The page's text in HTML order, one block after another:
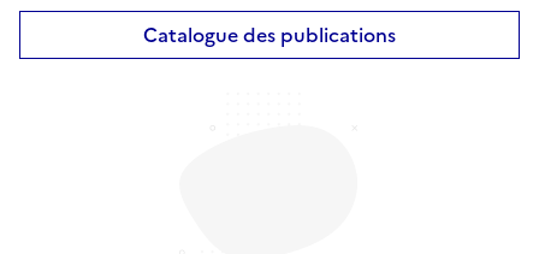
Catalogue des publications